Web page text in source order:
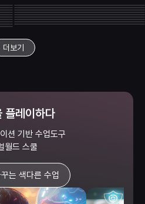
0.030분 내외중급
5.030분 내외중급
0.030분 내외중급
0.01시간 내외중급
0.01시간 내외중급
0.030분 내외중급
0.090분 내외중급
0.030분 내외중급
0.030분 내외중급
0.0120분 내외중급
더보기
플레이하다
션 기반 수업도구
월드 스쿨
는 색다른 수업